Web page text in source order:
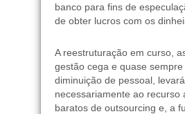
banco para fins de
de obter lucros com os
A reestruturação em curso,
gestão cega e quase
diminuição de pessoal, levará
necessariamente ao recurso
baratos de outsourcing e, a